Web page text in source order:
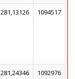
281,13126 1094517
281,24346 1092976